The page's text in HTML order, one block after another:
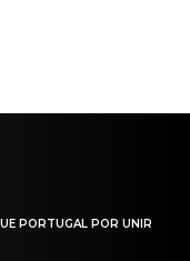
PORTUGAL POR UNIR